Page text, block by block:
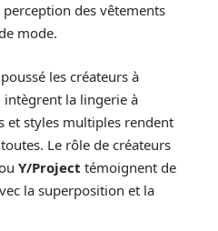
des vêtements
mode.
les créateurs à
intègrent la lingerie à
et styles multiples rendent
Le rôle de créateurs
Y/Project témoignent de
la superposition et la